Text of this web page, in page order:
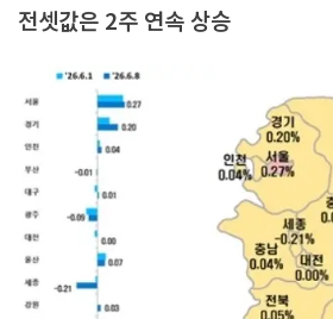
전셋값은 2주 연속 상승